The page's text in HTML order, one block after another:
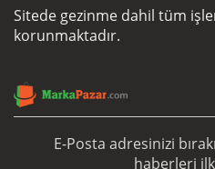
Sitede gezinme dahil tüm
korunmaktadır.
E-Posta adresinizi
haberleri ilk